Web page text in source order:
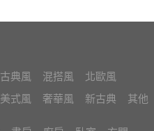
古典風 混搭風
北歐風
美式風 奢華風 新古典 其他